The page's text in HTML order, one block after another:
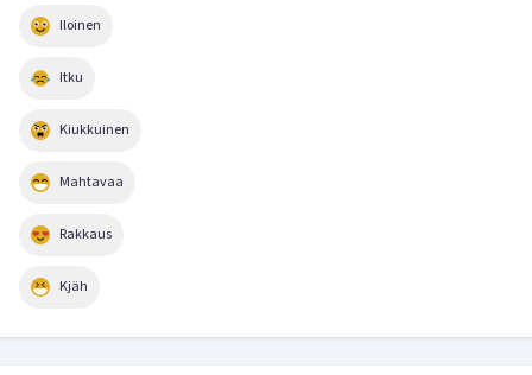
Iloinen
Itku
Kiukkuinen
Mahtavaa
Rakkaus
Kjäh